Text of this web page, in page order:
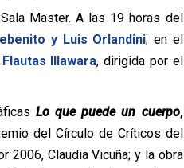
Master. A las 19 horas del
y Luis Orlandini; en el
Illawara, dirigida por el
Lo que puede un cuerpo,
del Círculo de Críticos del
2006, Claudia Vicuña; y la obra